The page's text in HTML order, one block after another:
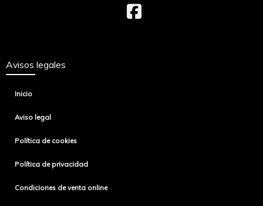
Avisos legales
Inicio
Aviso legal
Política de cookies
Política de privacidad
Condiciones de venta online